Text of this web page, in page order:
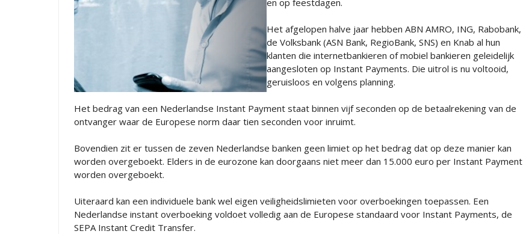
en op feestdagen.
Het afgelopen halve jaar hebben ABN AMRO, ING, Rabobank,
de Volksbank (ASN Bank, RegioBank, SNS) en Knab al hun
klanten die internetbankieren of mobiel bankieren geleidelijk
aangesloten op Instant Payments. Die uitrol is nu voltooid,
geruisloos en volgens planning.
Het bedrag van een Nederlandse Instant Payment staat binnen vijf seconden op de betaalrekening van de
ontvanger waar de Europese norm daar tien seconden voor inruimt.
Bovendien zit er tussen de zeven Nederlandse banken geen limiet op het bedrag dat op deze manier kan
worden overgeboekt. Elders in de eurozone kan doorgaans niet meer dan 15.000 euro per Instant Payment
worden overgeboekt.
Uiteraard kan een individuele bank wel eigen veiligheidslimieten voor overboekingen toepassen. Een
Nederlandse instant overboeking voldoet volledig aan de Europese standaard voor Instant Payments, de
SEPA Instant Credit Transfer.